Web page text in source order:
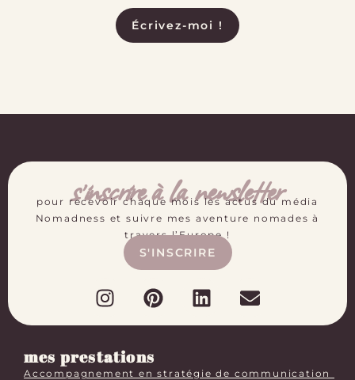
Écrivez-moi !
s'inscrire à la newsletter
pour recevoir chaque mois les actus du média
Nomadness et suivre mes aventure nomades à
travers l’Europe !
S'INSCRIRE
mes prestations
Accompagnement en stratégie de communication